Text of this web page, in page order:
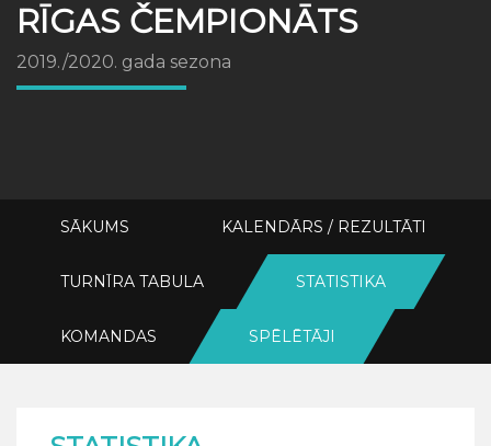
RĪGAS ČEMPIONĀTS
2019./2020. gada sezona
SĀKUMS KALENDĀRS / REZULTĀTI
TURNĪRA TABULA STATISTIKA
KOMANDAS SPĒLĒTĀJI